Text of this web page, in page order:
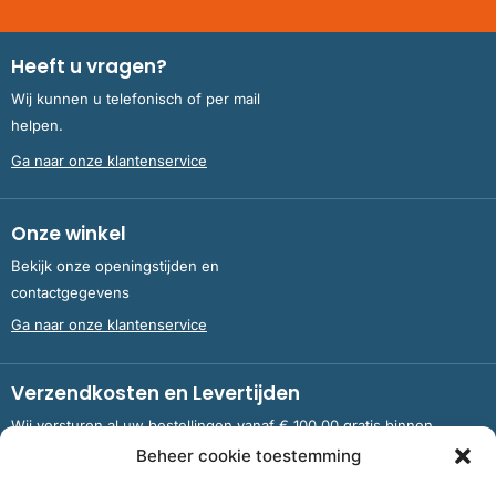
Beheer cookie toestemming
Heeft u vragen?
Wij kunnen u telefonisch of per mail
helpen.
Ga naar onze klantenservice
Onze winkel
Bekijk onze openingstijden en
contactgegevens
Ga naar onze klantenservice
Verzendkosten en Levertijden
Wij versturen al uw bestellingen vanaf € 100,00 gratis binnen
Nederland en België.